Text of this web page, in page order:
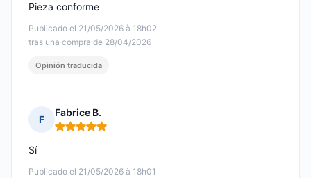
Publicado el 21/05/2026 à 18h02
tras una compra de 28/04/2026
Pieza conforme
Opinión traducida
F
Fabrice B.
Nota: 5 de 5
Publicado el 21/05/2026 à 18h01
Sí